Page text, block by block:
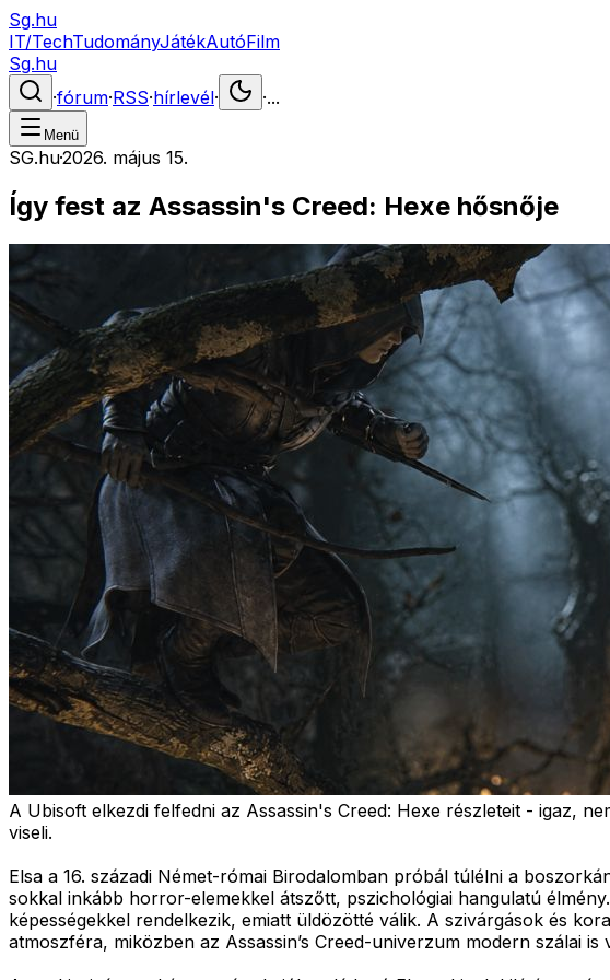
Sg.hu
IT/TechTudományJátékAutóFilm
Sg.hu
·fórum·RSS·hírlevél· ·...
Menü
SG.hu·2026. május 15.
Így fest az Assassin's Creed: Hexe hősnője
A Ubisoft elkezdi felfedni az Assassin's Creed: Hexe részleteit - igaz,
viseli.
Elsa a 16. századi Német-római Birodalomban próbál túlélni a
sokkal inkább horror-elemekkel átszőtt, pszichológiai hangulatú
képességekkel rendelkezik, emiatt üldözötté válik. A szivárgások és
atmoszféra, miközben az Assassin’s Creed-univerzum modern szálai is